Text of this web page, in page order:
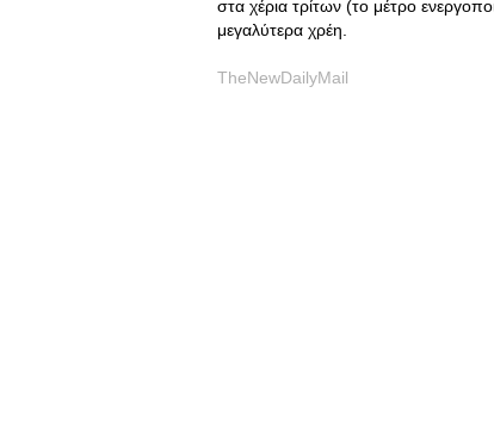
στα χέρια τρίτων (το μέτρο
μεγαλύτερα χρέη.
TheNewDailyMail